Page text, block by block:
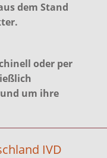
dem Stand
oder per
um ihre
IVD